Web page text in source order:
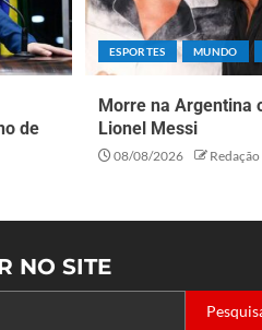
de
ESPORTES MUNDO
Morre na Argentina
Lionel Messi
08/08/2026 Redação
NO SITE